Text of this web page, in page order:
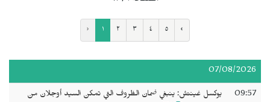
‹ ١ ٢ ٣ ٤ ٥ ›
07/08/2026
09:57
يوكسل غينتش: ينبغي ضمان الظروف التي تمكن السيد أوجلان من